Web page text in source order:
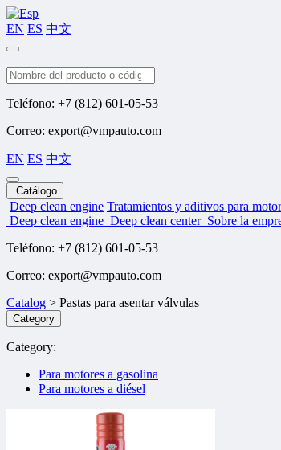
EN ES 中文
Buscar
Teléfono: +7 (812) 601-05-53
Correo: export@vmpauto.com
EN ES 中文
Catálogo
Deep clean engine Tratamientos y aditivos para motor
Deep clean engine Deep clean center Sobre la
Teléfono: +7 (812) 601-05-53
Correo: export@vmpauto.com
Catalog > Pastas para asentar válvulas
Category
Category:
Para motores a gasolina
Para motores a diésel